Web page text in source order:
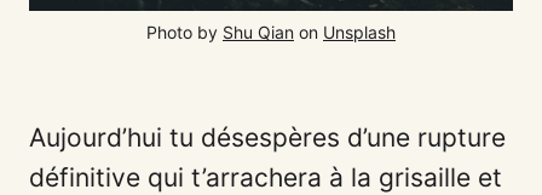
Photo by Shu Qian on Unsplash
Aujourd’hui tu désespères d’une rupture
définitive qui t’arrachera à la grisaille et